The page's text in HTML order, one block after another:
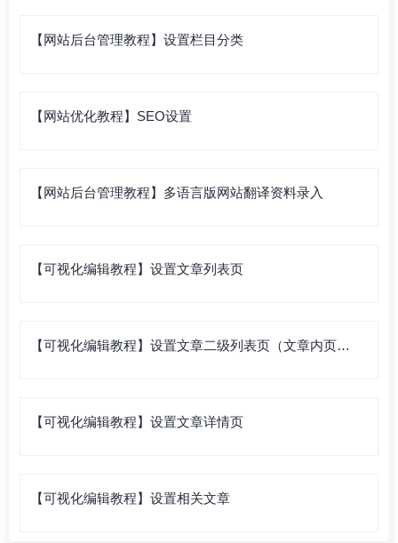
【网站后台管理教程】设置栏目分类
【网站优化教程】SEO设置
【网站后台管理教程】多语言版网站翻译资料录入
【可视化编辑教程】设置文章列表页
【可视化编辑教程】设置文章二级列表页（文章内页列
【可视化编辑教程】设置文章详情页
【可视化编辑教程】设置相关文章